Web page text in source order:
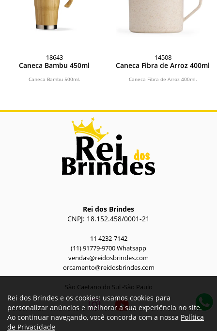
18643
Caneca Bambu 450ml
Caneca Bambu 500ml.
14508
Caneca Fibra de Arroz 400ml
Caneca Fibra de Arroz 400ml.
Rei dos Brindes
CNPJ: 18.152.458/0001-21
11 4232-7142
(11) 91779-9700 Whatsapp
vendas@reidosbrindes.com
orcamento@reidosbrindes.com
São Caetano do Sul -São Paulo
Rei dos Brindes e os cookies: usamos cookies para
personalizar anúncios e melhorar a sua experiência no site.
Ao continuar navegando, você concorda com a nossa Política
de Privacidade